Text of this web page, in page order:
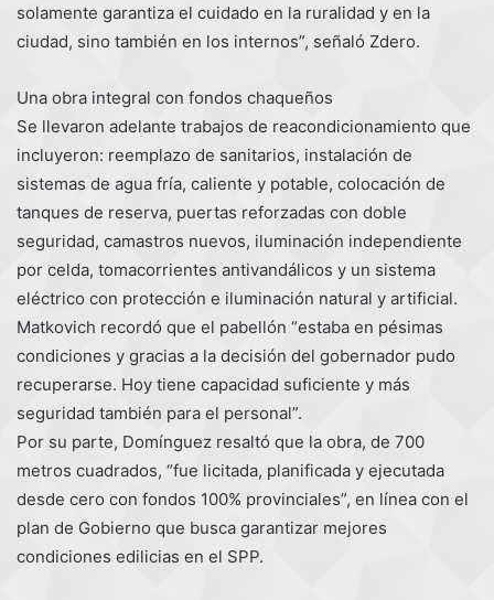
solamente garantiza el cuidado en la ruralidad y en la
ciudad, sino también en los internos”, señaló Zdero.
Una obra integral con fondos chaqueños
Se llevaron adelante trabajos de reacondicionamiento que
incluyeron: reemplazo de sanitarios, instalación de
sistemas de agua fría, caliente y potable, colocación de
tanques de reserva, puertas reforzadas con doble
seguridad, camastros nuevos, iluminación independiente
por celda, tomacorrientes antivandálicos y un sistema
eléctrico con protección e iluminación natural y artificial.
Matkovich recordó que el pabellón “estaba en pésimas
condiciones y gracias a la decisión del gobernador pudo
recuperarse. Hoy tiene capacidad suficiente y más
seguridad también para el personal”.
Por su parte, Domínguez resaltó que la obra, de 700
metros cuadrados, “fue licitada, planificada y ejecutada
desde cero con fondos 100% provinciales”, en línea con el
plan de Gobierno que busca garantizar mejores
condiciones edilicias en el SPP.